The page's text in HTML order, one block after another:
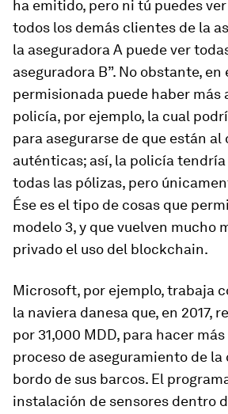
ha emitido, pero ni tú puedes
todos los demás clientes de la
la aseguradora A puede ver
aseguradora B”. No obstante,
permisionada puede haber más
policía, por ejemplo, la cual
para asegurarse de que están al
auténticas; así, la policía
todas las pólizas, pero
Ése es el tipo de cosas que
modelo 3, y que vuelven mucho
privado el uso del blockchain.
Microsoft, por ejemplo, trabaja
la naviera danesa que, en 2017,
por 31,000 MDD, para hacer
proceso de aseguramiento de la
bordo de sus barcos. El
instalación de sensores dentro